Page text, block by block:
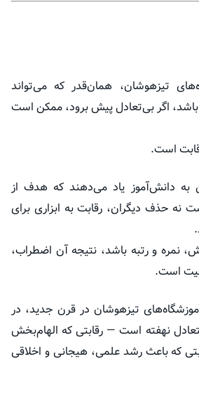
تیزهوشان، همان‌قدر که می‌تواند
اگر بی‌تعادل پیش برود، ممکن است
است.
به دانش‌آموز یاد می‌دهند که هدف از
حذف دیگران، رقابت به ابزاری برای
نمره و رتبه باشد، نتیجه آن اضطراب،
است.
تیزهوشان در قرن جدید، در
نهفته است — رقابتی که الهام‌بخش
که باعث رشد علمی، هیجانی و اخلاقی